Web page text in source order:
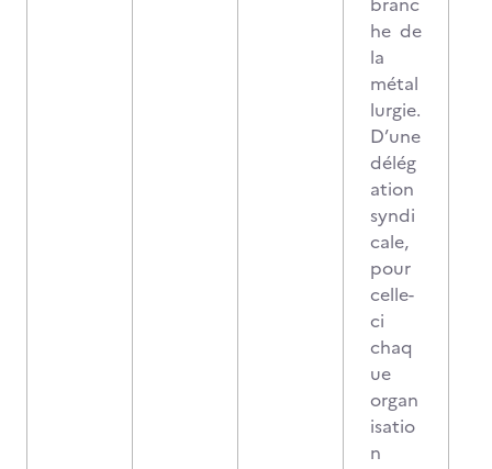
he de
la
métal
lurgie.
D’une
délég
ation
syndi
cale,
pour
celle-
ci
chaq
ue
organ
isatio
n